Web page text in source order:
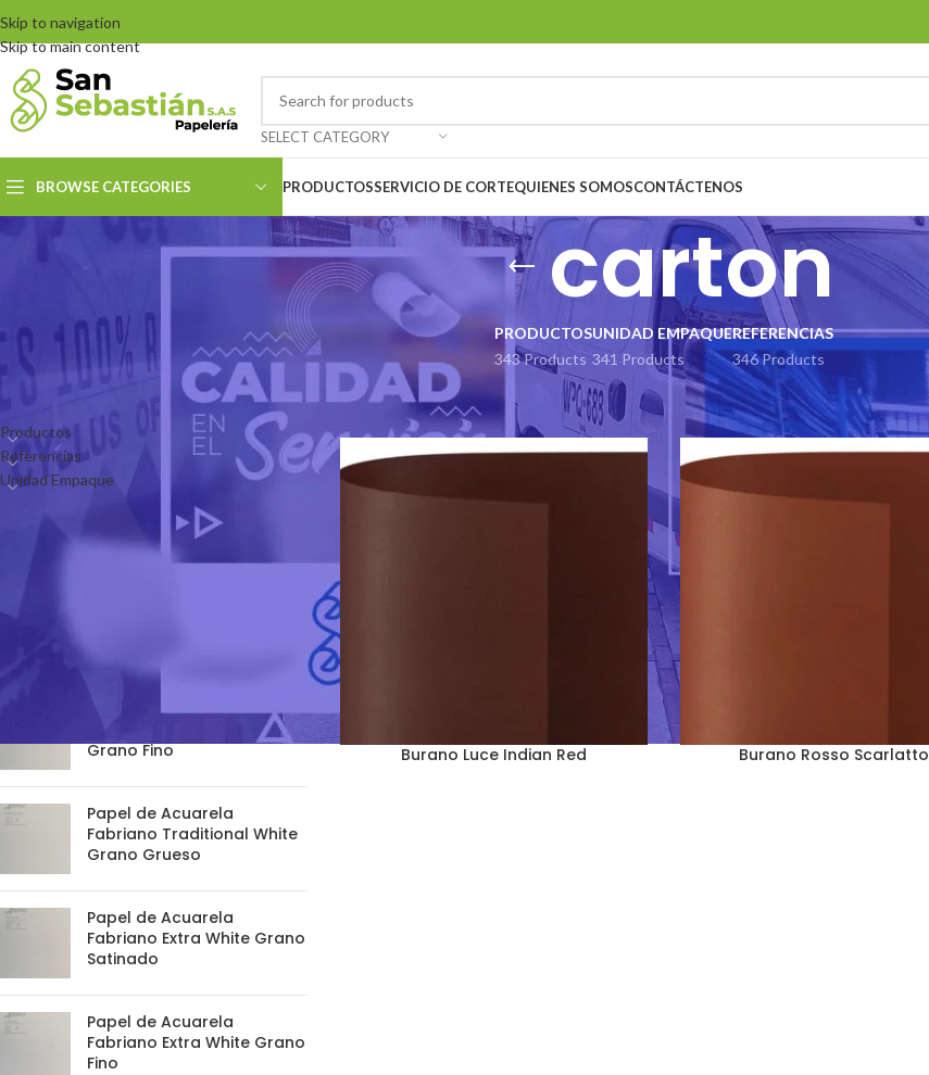
Skip to navigation
Skip to main content
SELECT CATEGORY
BROWSE CATEGORIES PRODUCTOSSERVICIO DE CORTEQUIENES SOMOSCONTÁCTENOS
carton
PRODUCTOS
343 Products
UNIDAD EMPAQUE
341 Products
REFERENCIAS
346 Products
CATEGORIES
Productos
Referencias
Unidad Empaque
Papel de Acuarela
Fabriano Traditional White
Grano Fino
Papel de Acuarela
Fabriano Traditional White
Grano Grueso
Papel de Acuarela
Fabriano Extra White Grano
Satinado
Papel de Acuarela
Fabriano Extra White Grano
Fino
Inicio Productos etiquetados “carton” Show
Burano Luce Indian Red Burano Rosso Scarlatto